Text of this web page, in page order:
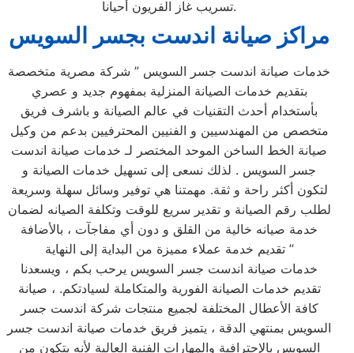
تسريب غاز الفريون أحيانا.
مراكز صيانة اندست بجسر السويس
خدمات صيانة اندست جسر السويس ” شركة مصرية متخصصة
بتقديم خدمات الصيانة المنزلية بمفهوم جديد و عصري
بأستخدام أحدث التقنيات في عالم الصيانة و باشرف فريق
متخصص من المهندسيين و الفنيين المحترفيين بدعم من وكيل
صيانة الخط الساخن الموحد المختصر لـ خدمات صيانة اندست
جسر السويس . لذلك نسعى إلى تسهيل خدمات الصيانة و
لتكون أكثر راحة و ثقة. مهمتنا هي توفير وسائل سهلة وسريعة
لطلب رقم الصيانة و تقدير سريع للوقت وتكلفة الصيانه لضمان
خدمة صيانه خالية من القلق و دون أي مفاجآت ، بالأضافة
تقديم خدمة عملاء مميزة من البداية إلى النهاية ”
خدمات صيانة اندست جسر السويس يرحب بكم ، ويسعدنا
تقديم خدمات الصيانة الفورية والمتكاملة لسيادتكم. ، صيانة
كافة الأعطال المختلفة لجميع منتجات شركة اندست جسر
السويس بمنتهي الدقة ، يتميز فريق خدمات صيانة اندست جسر
السويس بالإحترافية والمهارات الفنية العالية لأنه يتكون من